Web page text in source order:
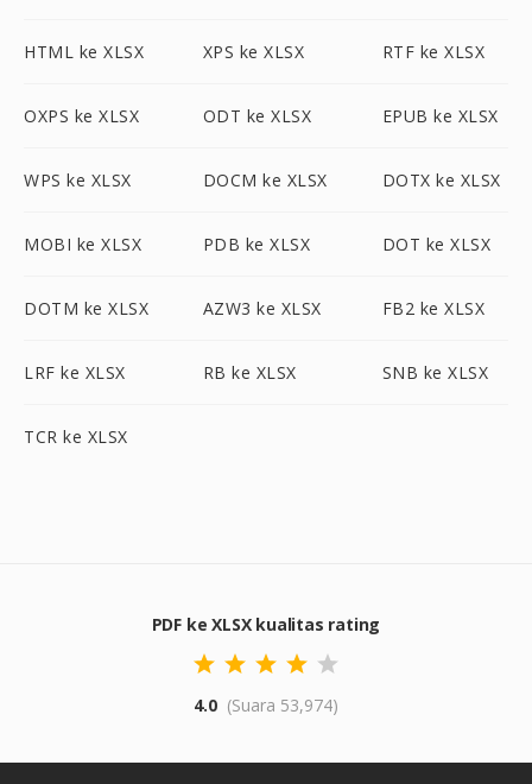
HTML ke XLSX XPS ke XLSX RTF ke XLSX
OXPS ke XLSX ODT ke XLSX EPUB ke XLSX
WPS ke XLSX DOCM ke XLSX DOTX ke XLSX
MOBI ke XLSX PDB ke XLSX DOT ke XLSX
DOTM ke XLSX AZW3 ke XLSX FB2 ke XLSX
LRF ke XLSX RB ke XLSX SNB ke XLSX
TCR ke XLSX
PDF ke XLSX kualitas rating
4.0 (Suara 53,974)